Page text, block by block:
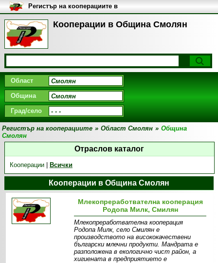
Кооперации в Община Смолян
Регистър на кооперациите в
България
Област
Община
Град/село
Регистър на кооперациите » Област Смолян » Община
Смолян
Отраслов каталог
Кооперации| Всички
Кооперации в Община Смолян
Млекопреработвателна кооперация
Родопа Милк, Смилян
Млекопреработвателна кооперация
Родопа Милк, село Смилян е
производството на висококачествени
български млечни продукти. Мандрата е
разположена в екологично чист район, а
хигиената в предприятието е